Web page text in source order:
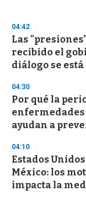
d
s
o
f
3
s
e
c
o
n
04:42
Las
recibido el
diálogo se
04:30
Por qué la
enfermedades
ayudan a
04:10
Estados
México: los
impacta la